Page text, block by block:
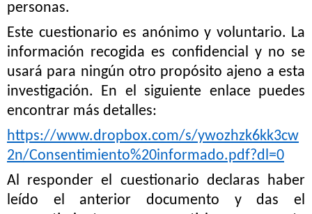
personas.
Este cuestionario es anónimo y voluntario. La
información recogida es confidencial y no se
usará para ningún otro propósito ajeno a esta
investigación. En el siguiente enlace puedes
encontrar más detalles:
https://www.dropbox.com/s/ywozhzk6kk3cw
2n/Consentimiento%20informado.pdf?dl=0
Al responder el cuestionario declaras haber
leído el anterior documento y das el